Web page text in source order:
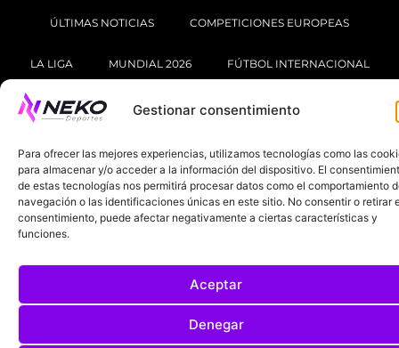
Gestionar consentimiento
Para ofrecer las mejores experiencias, utilizamos tecnologías como las
para almacenar y/o acceder a la información del dispositivo. El
de estas tecnologías nos permitirá procesar datos como el comportamiento
navegación o las identificaciones únicas en este sitio. No consentir o retirar
consentimiento, puede afectar negativamente a ciertas características y
funciones.
Aceptar
Denegar
ÚLTIMAS NOTICIAS COMPETICIONES EUROPEAS
LA LIGA MUNDIAL 2026 FÚTBOL INTERNACIONAL
SOBRE NOSOTROS
POLÍTICA DE COOKIES
@2025. TODOS LOS DERECHOS RESERVADOS